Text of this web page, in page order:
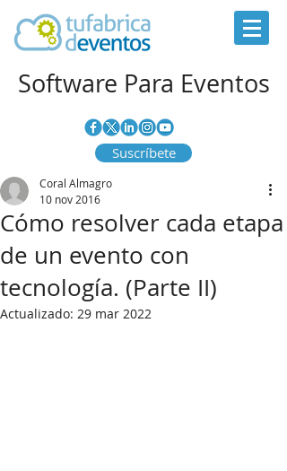
Software Para Eventos
Suscríbete
Cómo resolver cada etapa
de un evento con
tecnología. (Parte II)
Coral Almagro
10 nov 2016
Actualizado: 29 mar 2022